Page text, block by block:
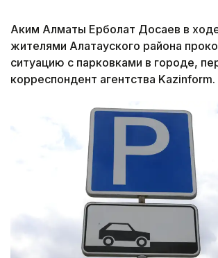
Аким Алматы Ерболат Досаев в
жителями Алатауского района
ситуацию с парковками в городе,
корреспондент агентства Kazinform.